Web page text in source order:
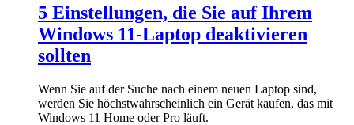
5 Einstellungen, die Sie auf Ihrem
Windows 11-Laptop deaktivieren
sollten
Wenn Sie auf der Suche nach einem neuen Laptop sind,
werden Sie höchstwahrscheinlich ein Gerät kaufen, das mit
Windows 11 Home oder Pro läuft.